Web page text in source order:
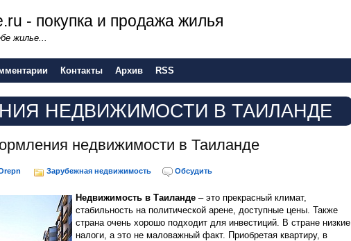
- покупка и продажа жилья
жилье...
Контакты Архив RSS
НЕДВИЖИМОСТИ В ТАИЛАНДЕ
недвижимости в Таиланде
Зарубежная недвижимость Обсудить
Недвижимость в Таиланде – это прекрасный климат,
стабильность на политической арене, доступные цены. Также
страна очень хорошо подходит для инвестиций. В стране низкие
налоги, а это не маловажный факт. Приобретая квартиру, в